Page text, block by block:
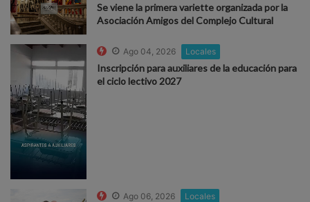
Se viene la primera variette organizada por la
Asociación Amigos del Complejo Cultural
Ago 04, 2026 Locales
Inscripción para auxiliares de la educación para
el ciclo lectivo 2027
Ago 06, 2026 Locales